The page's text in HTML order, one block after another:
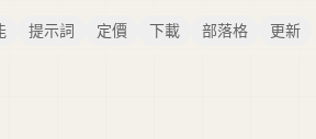
提示詞 定價 下載 部落格 更新